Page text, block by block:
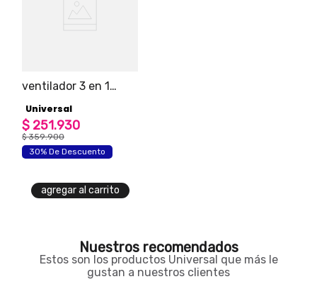
ventilador 3 en 1
universal 3
velocidades negro
Universal
$ 251.930
$ 359.900
30% De Descuento
agregar al carrito
Nuestros recomendados
Estos son los productos Universal que más le
gustan a nuestros clientes